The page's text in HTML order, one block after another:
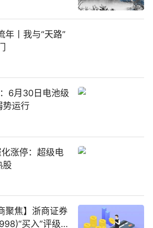
年丨我与“天路”
6月30日电池级
势运行
涨停：超级电
股
聚焦】浙商证券
买入”评级